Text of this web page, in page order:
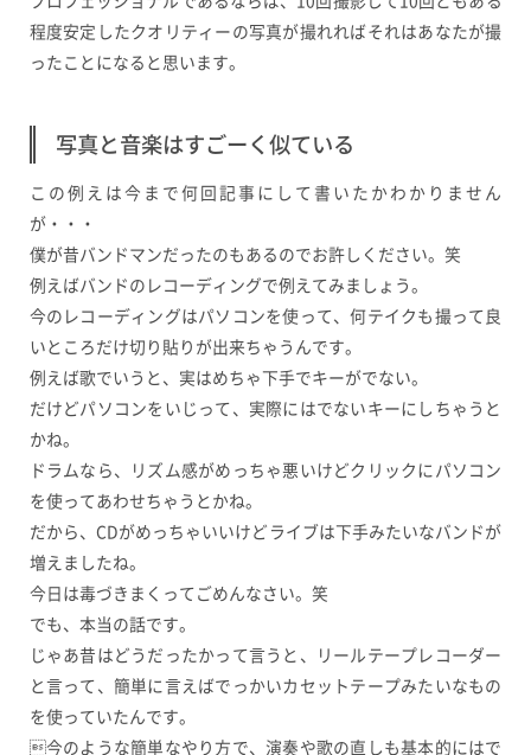
程度安定したクオリティーの写真が撮れればそれはあなたが撮
ったことになると思います。
写真と音楽はすごーく似ている
この例えは今まで何回記事にして書いたかわかりません
が・・・
僕が昔バンドマンだったのもあるのでお許しください。笑
例えばバンドのレコーディングで例えてみましょう。
今のレコーディングはパソコンを使って、何テイクも撮って良
いところだけ切り貼りが出来ちゃうんです。
例えば歌でいうと、実はめちゃ下手でキーがでない。
だけどパソコンをいじって、実際にはでないキーにしちゃうと
かね。
ドラムなら、リズム感がめっちゃ悪いけどクリックにパソコン
を使ってあわせちゃうとかね。
だから、CDがめっちゃいいけどライブは下手みたいなバンドが
増えましたね。
今日は毒づきまくってごめんなさい。笑
でも、本当の話です。
じゃあ昔はどうだったかって言うと、リールテープレコーダー
と言って、簡単に言えばでっかいカセットテープみたいなもの
を使っていたんです。
今のような簡単なやり方で、演奏や歌の直しも基本的にはで